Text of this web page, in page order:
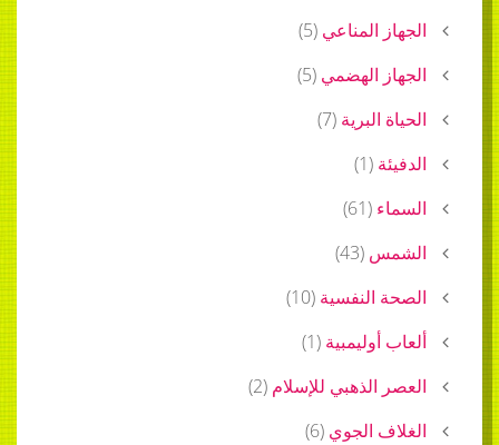
الجهاز المناعي (
5
)
الجهاز الهضمي (
5
)
الحياة البرية (
7
)
الدفيئة (
1
)
السماء (
61
)
الشمس (
43
)
الصحة النفسية (
10
)
ألعاب أوليمبية (
1
)
العصر الذهبي للإسلام (
2
)
الغلاف الجوي (
6
)